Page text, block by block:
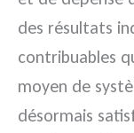
des résultats
contribuables
moyen de
désormais